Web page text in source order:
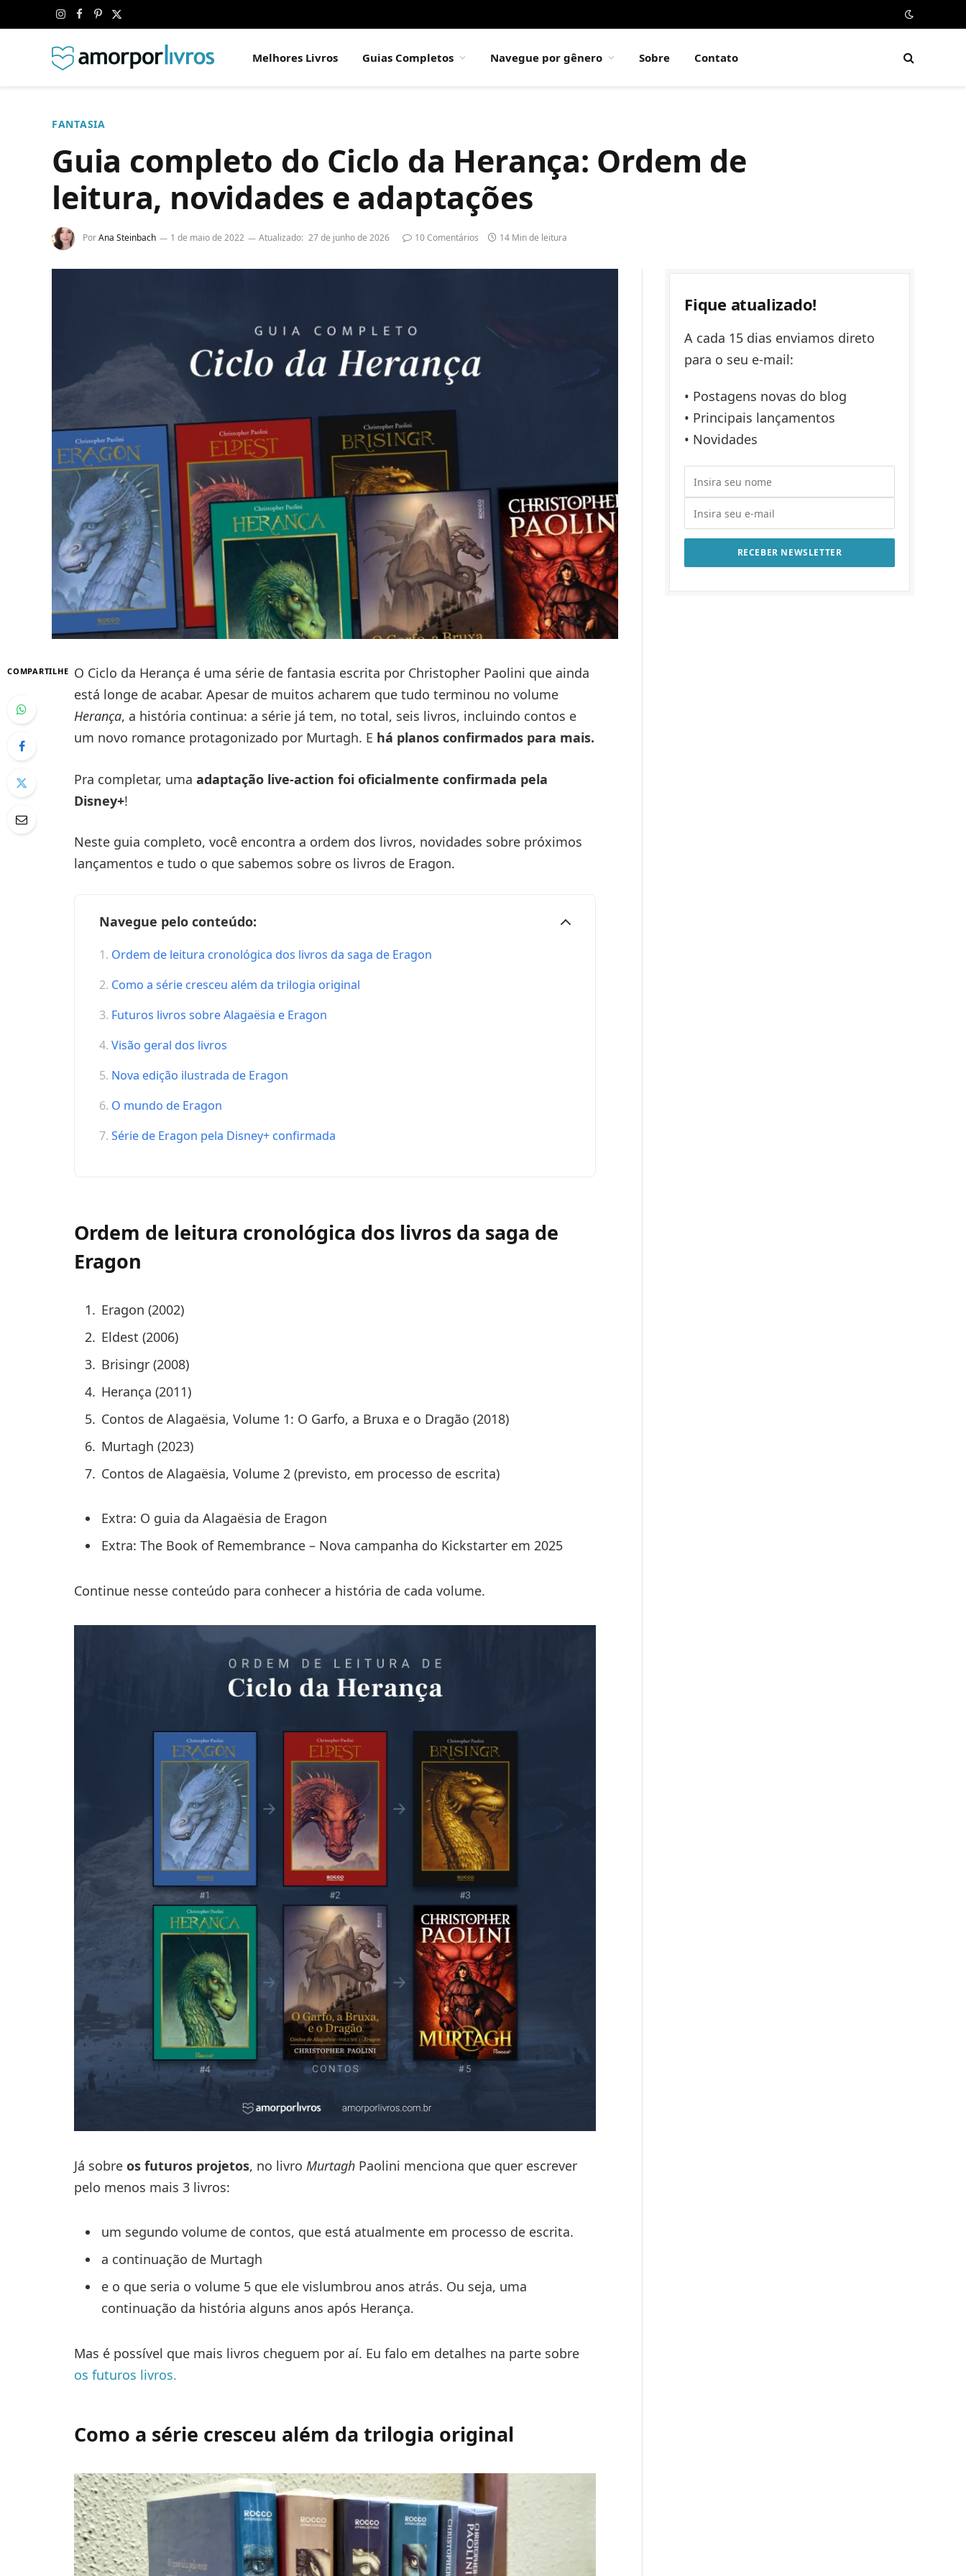
Instagram
Facebook
Pinterest
X
Melhores Livros Guias Completos Navegue por gênero Sobre Contato
FANTASIA
Guia completo do Ciclo da Herança: Ordem de
leitura, novidades e adaptações
PorAna Steinbach 1 de maio de 2022 Atualizado: 27 de junho de 2026 10 Comentários 14 Min de leitura
COMPARTILHE O Ciclo da Herança é uma série de fantasia escrita por Christopher Paolini que ainda
está longe de acabar. Apesar de muitos acharem que tudo terminou no volume
Herança, a história continua: a série já tem, no total, seis livros, incluindo contos e
um novo romance protagonizado por Murtagh. E há planos confirmados para mais.
Pra completar, uma adaptação live-action foi oficialmente confirmada pela
Disney+!
Neste guia completo, você encontra a ordem dos livros, novidades sobre próximos
lançamentos e tudo o que sabemos sobre os livros de Eragon.
Navegue pelo conteúdo:
Ordem de leitura cronológica dos livros da saga de Eragon
Como a série cresceu além da trilogia original
Futuros livros sobre Alagaësia e Eragon
Visão geral dos livros
Nova edição ilustrada de Eragon
O mundo de Eragon
Série de Eragon pela Disney+ confirmada
Ordem de leitura cronológica dos livros da saga de
Eragon
Eragon (2002)
Eldest (2006)
Brisingr (2008)
Herança (2011)
Contos de Alagaësia, Volume 1: O Garfo, a Bruxa e o Dragão (2018)
Murtagh (2023)
Contos de Alagaësia, Volume 2 (previsto, em processo de escrita)
Extra: O guia da Alagaësia de Eragon
Extra: The Book of Remembrance – Nova campanha do Kickstarter em 2025
Continue nesse conteúdo para conhecer a história de cada volume.
Já sobre os futuros projetos, no livro Murtagh Paolini menciona que quer escrever
pelo menos mais 3 livros:
um segundo volume de contos, que está atualmente em processo de escrita.
a continuação de Murtagh
e o que seria o volume 5 que ele vislumbrou anos atrás. Ou seja, uma
continuação da história alguns anos após Herança.
Mas é possível que mais livros cheguem por aí. Eu falo em detalhes na parte sobre
os futuros livros.
Como a série cresceu além da trilogia original
Fique atualizado!
A cada 15 dias enviamos direto
para o seu e-mail:
• Postagens novas do blog
• Principais lançamentos
• Novidades